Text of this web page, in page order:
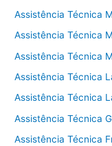
Assistência Técnica
Assistência Técnica
Assistência Técnica
Assistência Técnica
Assistência Técnica
Assistência Técnica
Assistência Técnica